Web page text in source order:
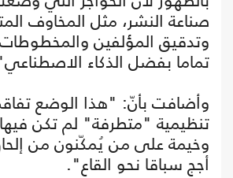
صناعة النشر، مثل المخاوف
وتدقيق المؤلفين
تماما بفضل الذكاء
وأضافت بأنّ: "هذا الوضع
تنظيمية "متطرفة" لم تكن
وخيمة على من يُمكّنون من
أجج سباقا نحو القاع".